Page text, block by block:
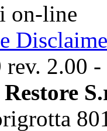
on-line
rev. 2.00